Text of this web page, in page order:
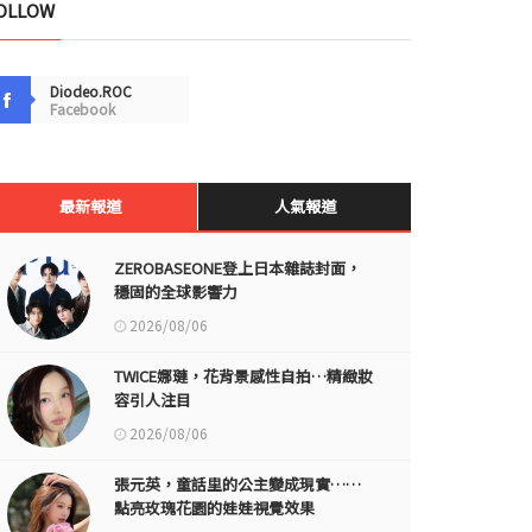
Diodeo.ROC
Facebook
最新報道 人氣報道
ZEROBASEONE登上日本雜誌封面，
穩固的全球影響力
2026/08/06
TWICE娜璉，花背景感性自拍…精緻妝
容引人注目
2026/08/06
張元英，童話里的公主變成現實……
點亮玫瑰花園的娃娃視覺效果